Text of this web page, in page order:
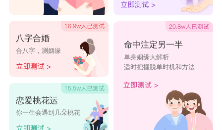
八字合婚
合八字，测姻缘
恋爱桃花运
你一生会遇到几朵桃花
命中注定另一半
单身姻缘大解析
适时把握脱单时机和方法